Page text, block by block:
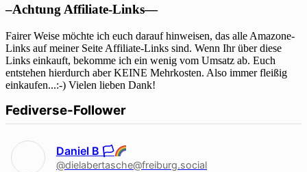
–Achtung Affiliate-Links—
Fairer Weise möchte ich euch darauf hinweisen, das alle Amazone-
Links auf meiner Seite Affiliate-Links sind. Wenn Ihr über diese
Links einkauft, bekomme ich ein wenig vom Umsatz ab. Euch
entstehen hierdurch aber KEINE Mehrkosten. Also immer fleißig
einkaufen...:-) Vielen lieben Dank!
Fediverse-Follower
Daniel B 🏳‍
@dielabertasche@freiburg.social